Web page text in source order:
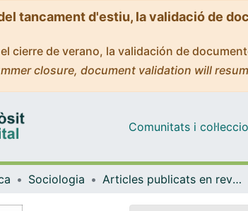
tancament d'estiu, la validació de
cierre de verano, la validación de
closure, document validation will
Comunitats i
Sociologia Articles publicats en revistes (Sociologia)